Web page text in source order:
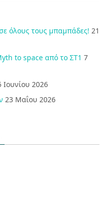
όλους τους μπαμπάδες! 21
to space από το ΣΤ1 7
Ιουνίου 2026
23 Μαΐου 2026